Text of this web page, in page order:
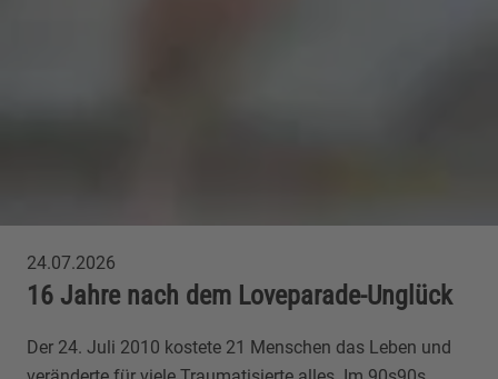
24.07.2026
16 Jahre nach dem Loveparade-Unglück
Der 24. Juli 2010 kostete 21 Menschen das Leben und